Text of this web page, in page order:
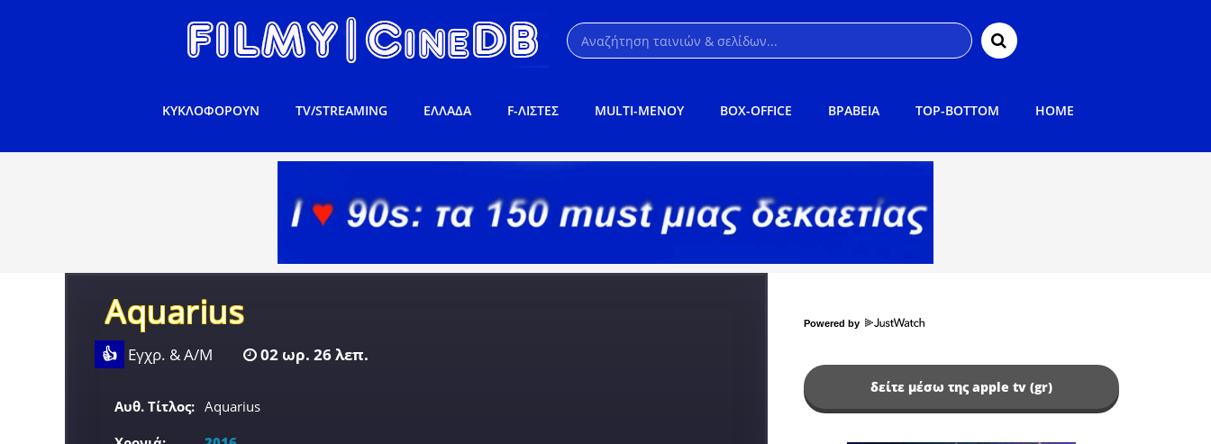
ΚΥΚΛΟΦΟΡΟΥΝ TV/STREAMING ΕΛΛΑΔΑ F-ΛΙΣΤΕΣ MULTI-ΜΕΝΟΥ BOX-OFFICE ΒΡΑΒΕΙΑ TOP-BOTTOM HOME
Aquarius
👍 Εγχρ. & Α/Μ 02 ωρ. 26 λεπ.
Αυθ. Τίτλος: Aquarius
Powered by
δείτε μέσω της apple tv (gr)